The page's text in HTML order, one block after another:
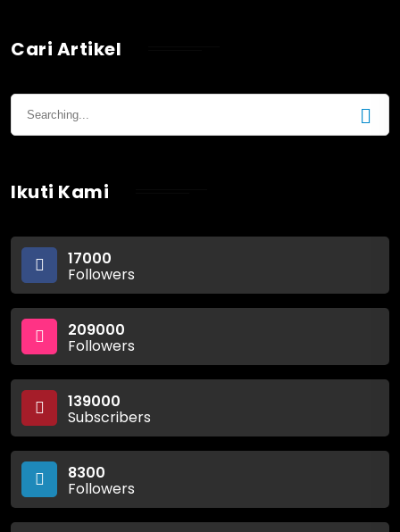
Cari Artikel
Ikuti Kami
17000
Followers
209000
Followers
139000
Subscribers
8300
Followers